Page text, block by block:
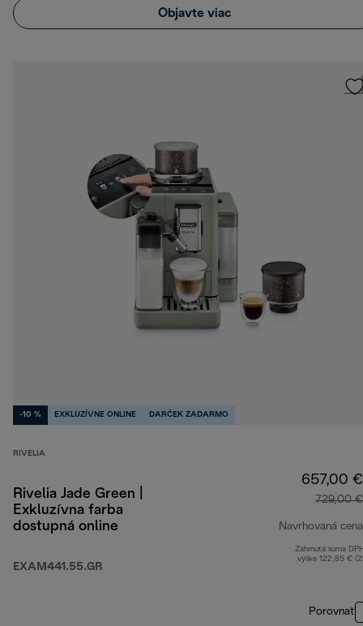
Objavte viac
-10 % EXKLUZÍVNE ONLINE DARČEK ZADARMO
RIVELIA
Rivelia Jade Green |
Exkluzívna farba
dostupná online
EXAM441.55.GR
657,00 €
729,00 €
Navrhovaná cena
Zahrnutá suma
výške 122,85 €
Porovnať